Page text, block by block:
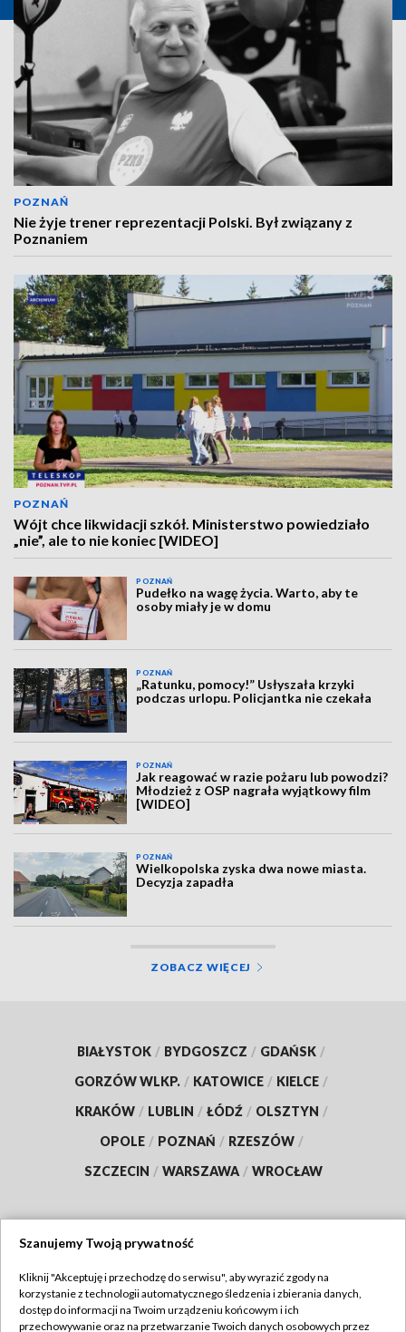
POZNAŃ
Nie żyje trener reprezentacji Polski. Był związany z
Poznaniem
POZNAŃ
Wójt chce likwidacji szkół. Ministerstwo powiedziało
„nie”, ale to nie koniec [WIDEO]
POZNAŃ
Pudełko na wagę życia. Warto, aby te
osoby miały je w domu
POZNAŃ
„Ratunku, pomocy!” Usłyszała krzyki
podczas urlopu. Policjantka nie czekała
POZNAŃ
Jak reagować w razie pożaru lub powodzi?
Młodzież z OSP nagrała wyjątkowy film
[WIDEO]
POZNAŃ
Wielkopolska zyska dwa nowe miasta.
Decyzja zapadła
ZOBACZ WIĘCEJ
BIAŁYSTOK / BYDGOSZCZ / GDAŃSK /
GORZÓW WLKP. / KATOWICE / KIELCE /
KRAKÓW / LUBLIN / ŁÓDŹ / OLSZTYN /
OPOLE / POZNAŃ / RZESZÓW /
SZCZECIN / WARSZAWA / WROCŁAW
TVP
Abonament TVP
Szanujemy Twoją prywatność
Kliknij "Akceptuję i przechodzę do serwisu", aby wyrazić zgody na
korzystanie z technologii automatycznego śledzenia i zbierania danych,
dostęp do informacji na Twoim urządzeniu końcowym i ich
przechowywanie oraz na przetwarzanie Twoich danych osobowych przez